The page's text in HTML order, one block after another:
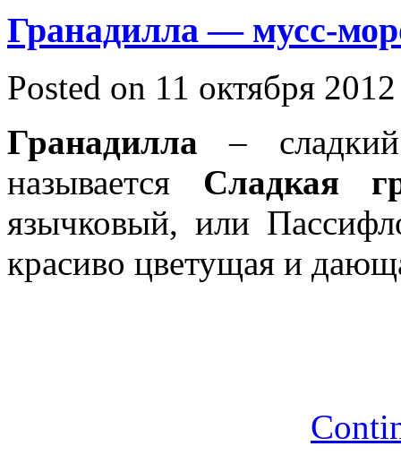
Гранадилла — мусс-
Posted on 11 октября
Гранадилла –
называется Сладкая
язычковый, или
красиво цветущая и